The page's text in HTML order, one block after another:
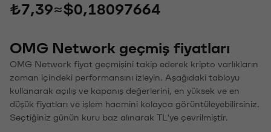
₺7,39≈$0,18097664
OMG Network geçmiş fiyatları
OMG Network fiyat geçmişini takip ederek kripto varlıkların
zaman içindeki performansını izleyin. Aşağıdaki tabloyu
kullanarak açılış ve kapanış değerlerini, en yüksek ve en
düşük fiyatları ve işlem hacmini kolayca görüntüleyebilirsiniz.
Seçtiğiniz günün kuru baz alınarak TL'ye çevrilmiştir.